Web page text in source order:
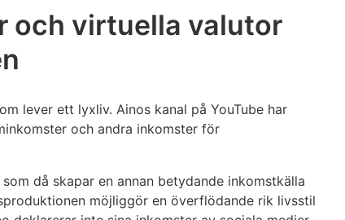
och virtuella valutor
lever ett lyxliv. Ainos kanal på YouTube har
och andra inkomster för
då skapar en annan betydande inkomstkälla
möjliggör en överflödande rik livsstil